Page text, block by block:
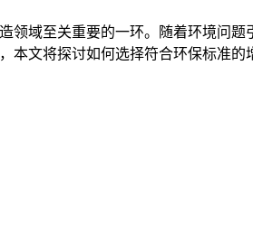
域至关重要的一环。随着环境问题
文将探讨如何选择符合环保标准的